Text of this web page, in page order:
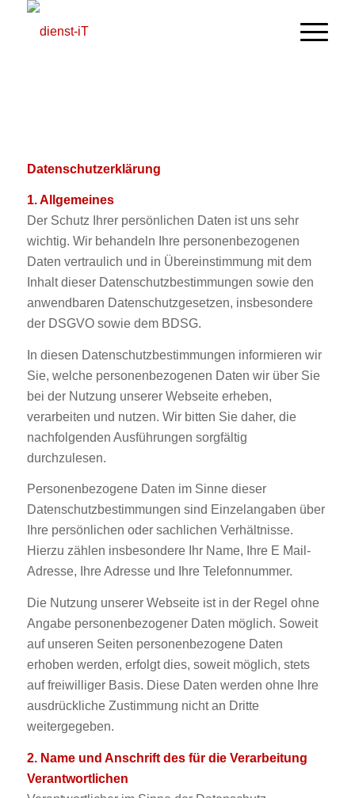
Datenschutzerklärung
1. Allgemeines
Der Schutz Ihrer persönlichen Daten ist uns sehr
wichtig. Wir behandeln Ihre personenbezogenen
Daten vertraulich und in Übereinstimmung mit dem
Inhalt dieser Datenschutzbestimmungen sowie den
anwendbaren Datenschutzgesetzen, insbesondere
der DSGVO sowie dem BDSG.
In diesen Datenschutzbestimmungen informieren wir
Sie, welche personenbezogenen Daten wir über Sie
bei der Nutzung unserer Webseite erheben,
verarbeiten und nutzen. Wir bitten Sie daher, die
nachfolgenden Ausführungen sorgfältig
durchzulesen.
Personenbezogene Daten im Sinne dieser
Datenschutzbestimmungen sind Einzelangaben über
Ihre persönlichen oder sachlichen Verhältnisse.
Hierzu zählen insbesondere Ihr Name, Ihre E Mail-
Adresse, Ihre Adresse und Ihre Telefonnummer.
Die Nutzung unserer Webseite ist in der Regel ohne
Angabe personenbezogener Daten möglich. Soweit
auf unseren Seiten personenbezogene Daten
erhoben werden, erfolgt dies, soweit möglich, stets
auf freiwilliger Basis. Diese Daten werden ohne Ihre
ausdrückliche Zustimmung nicht an Dritte
weitergegeben.
2. Name und Anschrift des für die Verarbeitung
Verantwortlichen